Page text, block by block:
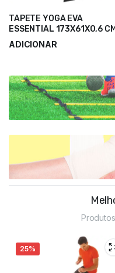
TAPETE YOGA EVA
ESSENTIAL 173X61X0,6 CM
ADICIONAR
25%